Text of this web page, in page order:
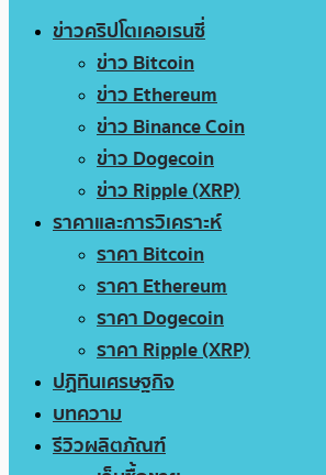
ข่าวคริปโตเคอเรนซี่
ข่าว Bitcoin
ข่าว Ethereum
ข่าว Binance Coin
ข่าว Dogecoin
ข่าว Ripple (XRP)
ราคาและการวิเคราะห์
ราคา Bitcoin
ราคา Ethereum
ราคา Dogecoin
ราคา Ripple (XRP)
ปฏิทินเศรษฐกิจ
บทความ
รีวิวผลิตภัณฑ์